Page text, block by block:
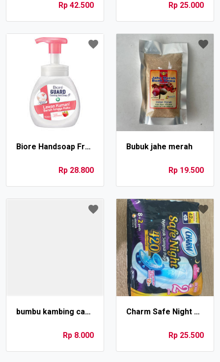
Rp 42.500 Rp 25.000
Biore Handsoap Fruity Antibact
Rp 28.800
Bubuk jahe merah
Rp 19.500
bumbu kambing cap Udang
Rp 8.000
Charm Safe Night 42CM (7+2 pads)
Rp 25.500